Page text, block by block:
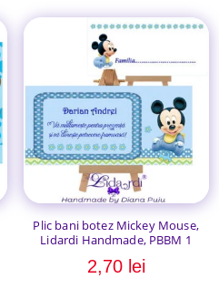
Plic bani botez Mickey Mouse,
Lidardi Handmade, PBBM 1
2,70 lei